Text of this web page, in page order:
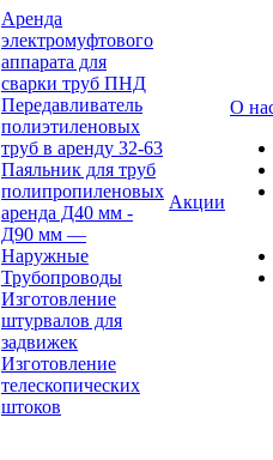
Аренда
электромуфтового
аппарата для
сварки труб ПНД
Передавливатель
полиэтиленовых
труб в аренду 32-63
Паяльник для труб
полипропиленовых
аренда Д40 мм -
Д90 мм —
Наружные
Трубопроводы
Изготовление
штурвалов для
задвижек
Изготовление
телескопических
штоков
Акции
О